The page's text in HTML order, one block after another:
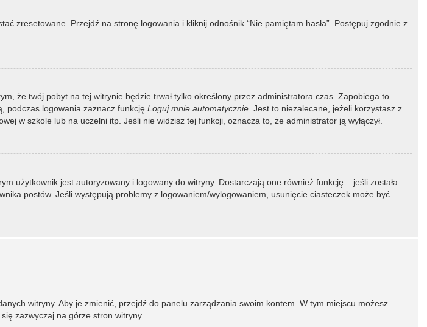
zresetowane. Przejdź na stronę logowania i kliknij odnośnik “Nie pamiętam hasła”. Postępuj zgodnie z
że twój pobyt na tej witrynie będzie trwał tylko określony przez administratora czas. Zapobiega to
podczas logowania zaznacz funkcję Loguj mnie automatycznie. Jest to niezalecane, jeżeli korzystasz z
w szkole lub na uczelni itp. Jeśli nie widzisz tej funkcji, oznacza to, że administrator ją wyłączył.
użytkownik jest autoryzowany i logowany do witryny. Dostarczają one również funkcję – jeśli została
postów. Jeśli występują problemy z logowaniem/wylogowaniem, usunięcie ciasteczek może być
witryny. Aby je zmienić, przejdź do panelu zarządzania swoim kontem. W tym miejscu możesz
zazwyczaj na górze stron witryny.